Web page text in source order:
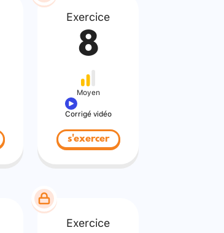
Exercice
8
Moyen
Corrigé vidéo
s'exercer
Exercice